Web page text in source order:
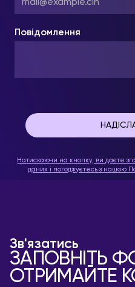
Повідомлення
Натискаючи на кнопку, ви даєте
даних і погоджуєтесь з нашою
Зв'язатись
ЗАПОВНІТЬ
ОТРИМАЙТЕ